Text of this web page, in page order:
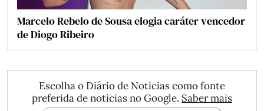
Marcelo Rebelo de Sousa elogia caráter vencedor
de Diogo Ribeiro
Escolha o Diário de Notícias como fonte
preferida de notícias no Google. Saber mais